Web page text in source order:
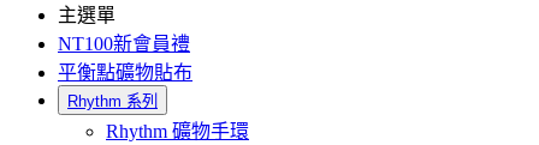
主選單
NT100新會員禮
平衡點礦物貼布
Rhythm 系列
Rhythm 礦物手環